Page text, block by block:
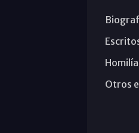
Otros